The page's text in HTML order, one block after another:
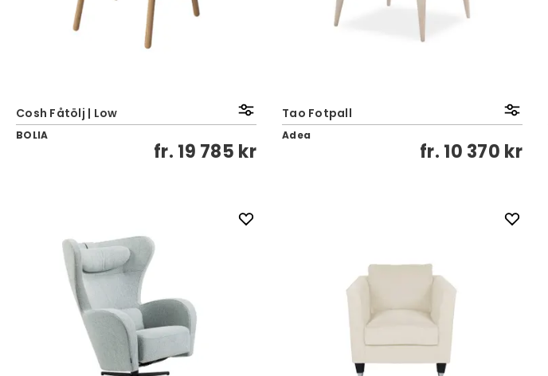
Cosh Fåtölj | Low
BOLIA
fr. 19 785 kr
Tao Fotpall
Adea
fr. 10 370 kr